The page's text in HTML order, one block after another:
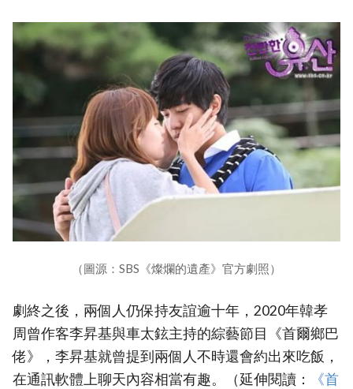
（圖源：SBS《燦爛的遺產》官方劇照）
劇終之後，兩個人仍保持友誼逾十年，2020年韓孝
周曾作客李昇基與車太鉉主持的綜藝節目《首爾鄉巴
佬》，李昇基就曾提到兩個人不時還會約出來吃飯，
在通訊軟體上聊天內容相當有趣。（延伸閱讀：
《首